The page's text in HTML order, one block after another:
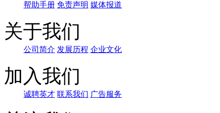
帮助手册 免责声明 媒体报道
关于我们
公司简介 发展历程 企业文化
加入我们
诚聘英才 联系我们 广告服务